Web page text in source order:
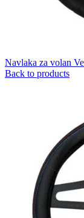
Navlaka za volan
Back to products